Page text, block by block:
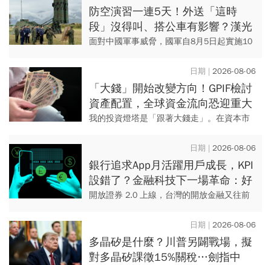
智慧(AI)資本支...
防空演習一連5天！外送「這時
段」沒得叫、搭公車有影響？漢光
演習各縣市管制方式、斷網時間…
面對中國軍事威脅，國軍自8月5日起實施10
「2026城鎮韌性演習」。 此次城鎮韌性演
習，分別於...
2026-08-06
「大錢」開始改變方向！GPIF檢討
資產配置，全球資金流向恐迎重大
變局
我的投資燈塔是「跟著大錢走」。在資本市
層流動性的「大錢」，無疑就是各國的主權
與國家級退休基金。它們是金...
2026-08-06
銀行追求App月活躍用戶成長，KPI
設錯了？金融科技下一場革命：好
的金融服務，應該像空氣一樣存在
開放證券 2.0 上線，台灣的開放金融又往前
是技術。 上個月，如果你想向券商申請開立
信用交易帳戶...
2026-08-06
多晶矽是什麼？川普另闢戰場，擬
對多晶矽課徵15%關稅…劍指中